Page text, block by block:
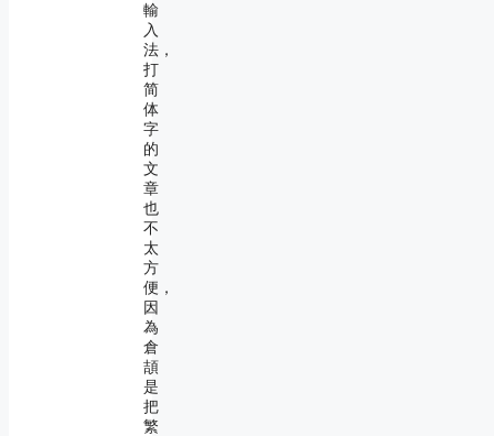
輸
入
法，
打
简
体
字
的
文
章
也
不
太
方
便，
因
為
倉
頡
是
把
繁